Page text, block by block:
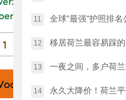
11 全球"最强"护照排名公布！荷兰
12 移居荷兰最容易踩的7个坑
13 一夜之间，多户荷兰民宅被
14 永久大降价！荷兰平价品牌官宣